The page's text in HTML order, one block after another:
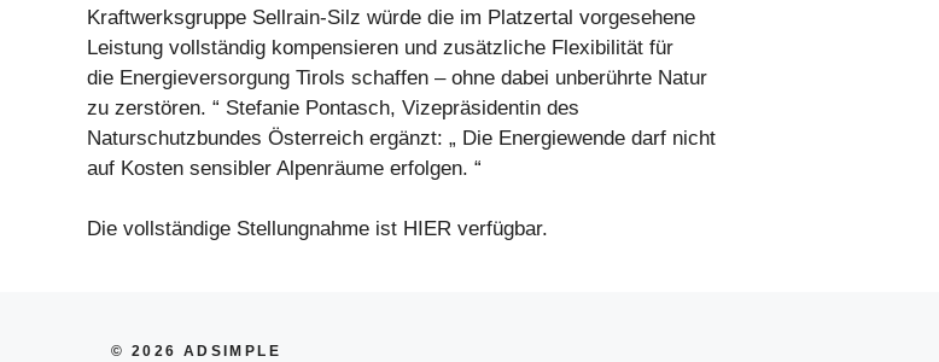
Kraftwerksgruppe Sellrain-Silz würde die im Platzertal vorgesehene
Leistung vollständig kompensieren und zusätzliche Flexibilität für
die Energieversorgung Tirols schaffen – ohne dabei unberührte Natur
zu zerstören. “ Stefanie Pontasch, Vizepräsidentin des
Naturschutzbundes Österreich ergänzt: „ Die Energiewende darf nicht
auf Kosten sensibler Alpenräume erfolgen. “
Die vollständige Stellungnahme ist HIER verfügbar.
© 2026 ADSIMPLE